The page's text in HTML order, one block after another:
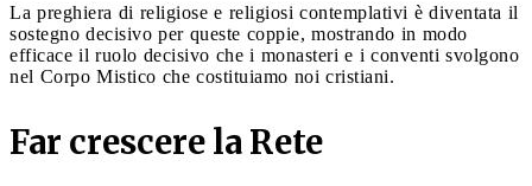
La preghiera di religiose e religiosi contemplativi è diventata il
sostegno decisivo per queste coppie, mostrando in modo
efficace il ruolo decisivo che i monasteri e i conventi svolgono
nel Corpo Mistico che costituiamo noi cristiani.
Far crescere la Rete